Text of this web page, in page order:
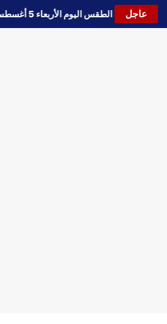
عاجل 🔵حالة الطقس اليوم الأربعاء 5 أغسطس 2026.. استمرار انخفاض الحرارة وتحذيرات من الشبورة واضطراب الملاحة